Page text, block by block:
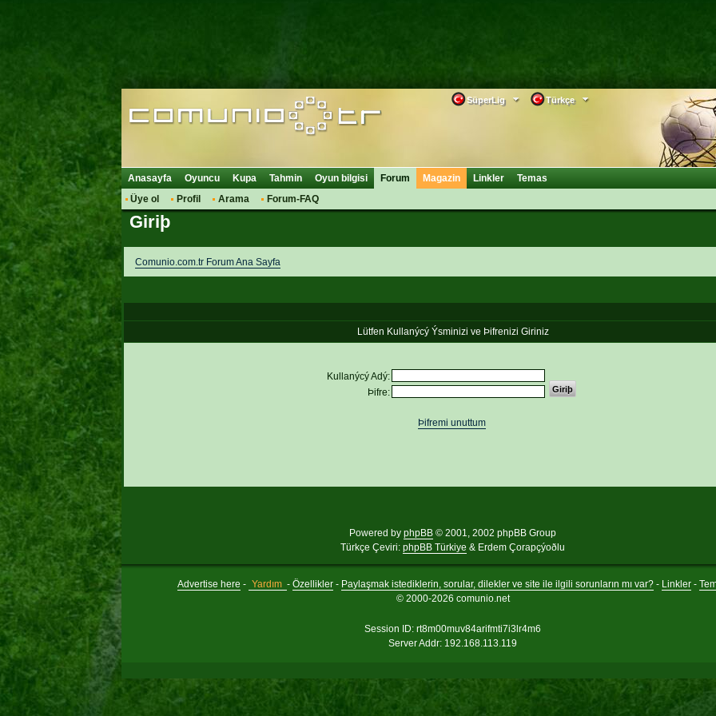
Türkçe
SüperLig
Anasayfa Oyuncu Kupa Tahmin Oyun bilgisi
Forum
Üye ol
Profil Arama Forum-FAQ
Magazin Linkler Temas
Giriþ
Comunio.com.tr Forum Ana Sayfa
Lütfen Kullanýcý Ýsminizi ve Þifrenizi Giriniz
Kullanýcý Adý:
Þifre:
Þifremi unuttum
Powered by phpBB © 2001, 2002 phpBB Group
Türkçe Çeviri: phpBB Türkiye & Erdem Çorapçýoðlu
Advertise here - Yardım -Özellikler - Paylaşmak istediklerin, sorular, dilekler ve site ile ilgili sorunların mı var? - Linkler -
© 2000-2026 comunio.net
Session ID: rt8m00muv84arifmti7i3lr4m6
Server Addr: 192.168.113.119